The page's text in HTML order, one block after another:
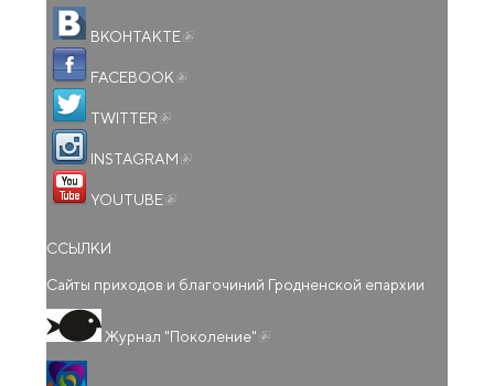
ВКОНТАКТЕ
FACEBOOK
TWITTER
INSTAGRAM
YOUTUBE
ССЫЛКИ
Сайты приходов и благочиний Гродненской епархии
Журнал "Поколение"